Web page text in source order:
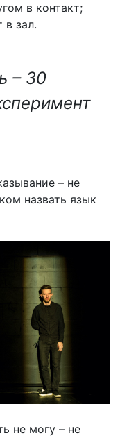
в контакт;
в зал.
– 30
– не
назвать язык
не могу – не